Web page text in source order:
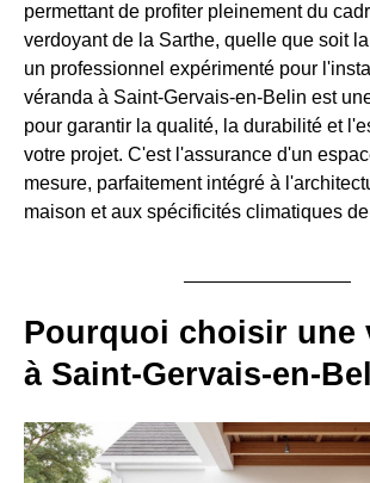
permettant de profiter pleinement du
verdoyant de la Sarthe, quelle que soit
un professionnel expérimenté pour
véranda à Saint-Gervais-en-Belin est
pour garantir la qualité, la durabilité et
votre projet. C'est l'assurance d'un
mesure, parfaitement intégré à
maison et aux spécificités climatiques
Pourquoi choisir une
à Saint-Gervais-en-